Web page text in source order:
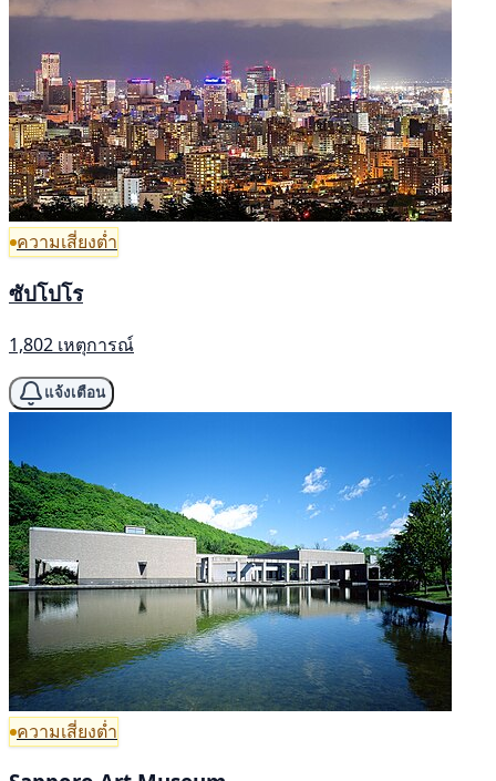
ความเสี่ยงต่ำ
ซัปโปโร
1,802 เหตุการณ์
แจ้งเตือน
ความเสี่ยงต่ำ